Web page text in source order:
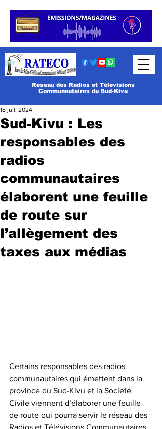
Réseau des Radios et Télévisions
Communautaires du Sud-Kivu
Sud-Kivu : Les
responsables des
radios
communautaires
élaborent une feuille
de route sur
l’allègement des
taxes aux médias
18 juil. 2024
Certains responsables des radios
communautaires qui émettent dans la
province du Sud-Kivu et la Société
Civile viennent d’élaborer une feuille
de route qui pourra servir le réseau des
Radios et Télévisions Communautaires